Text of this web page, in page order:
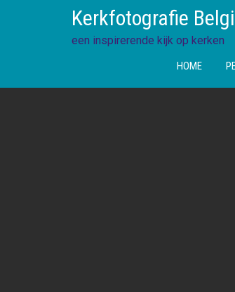
Kerkfotografie
een inspirerende kijk op kerken
HOME